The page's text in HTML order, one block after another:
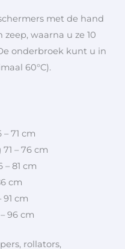
met de hand
waarna u ze 10
onderbroek kunt u in
60°C).
71 cm
– 76 cm
81 cm
cm
cm
96 cm
rollators,